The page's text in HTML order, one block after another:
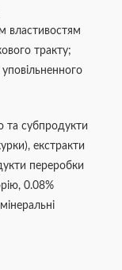
властивостям
тракту;
та субпродукти
екстракти
переробки
0.08%